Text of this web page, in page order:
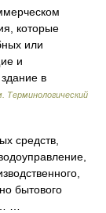
которые
или
и
в
Терминологический
средств,
бытового
…